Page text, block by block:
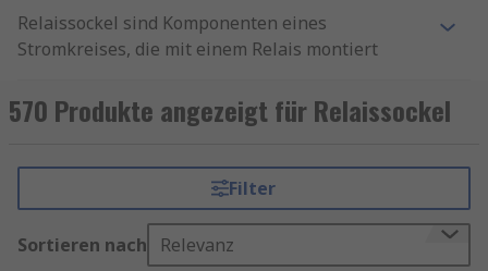
Relaissockel sind Komponenten eines
Stromkreises, die mit einem Relais montiert
Schnittstelle zwischen dem Relais selbst und dem
Stromkreis. Ein Relais ist im Wesentlichen ein
bedient wird und häufig von einem
Elektromagneten angetrieben wird. Das Relais
wird in den Buchsenkontakt der Buchse
eingesteckt und die Buchse ist mit dem weiteren
570 Produkte angezeigt für Relaissockel
Filter
Sortieren nach Relevanz